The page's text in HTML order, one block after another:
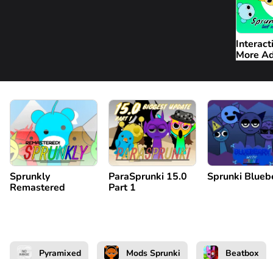
More
Sprunkly
Remastered
ParaSprunki 15.0
Part 1
Sprunki
Pyramixed Mods Sprunki Beatbox